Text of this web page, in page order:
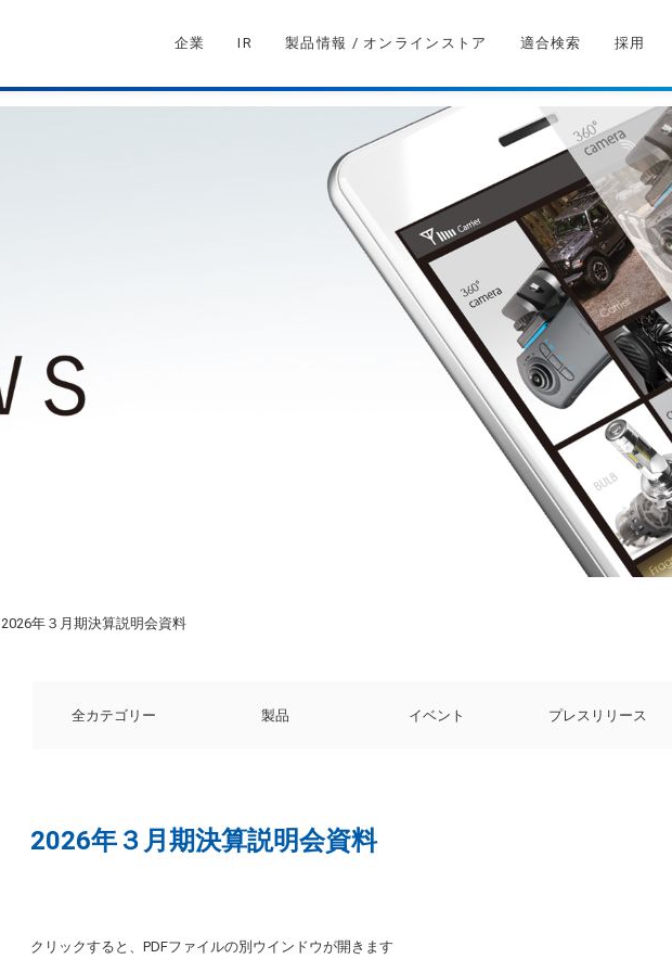
企業 IR 製品情報 / オンラインストア 適合検索 採用
2026年３月期決算説明会資料
全カテゴリー 製品 イベント プレスリリース
2026年３月期決算説明会資料
クリックすると、PDFファイルの別ウインドウが開きます